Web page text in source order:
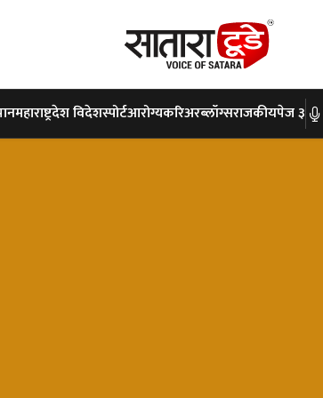
महाराष्ट्रदेश विदेशस्पोर्टआरोग्यकरिअरब्लॉग्सराजकीयपेज ३